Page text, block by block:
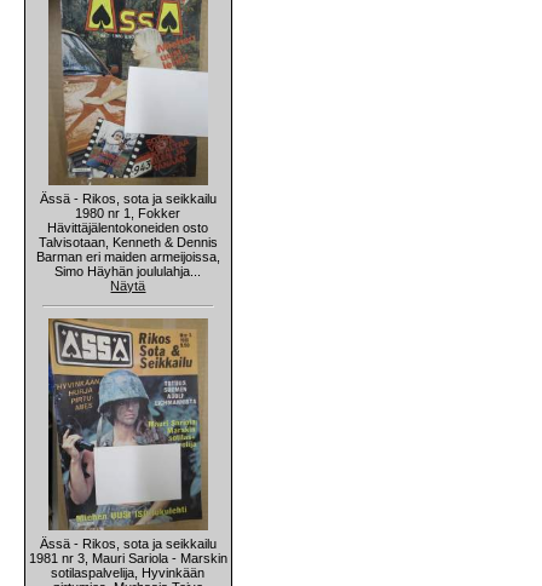
Ässä - Rikos, sota ja seikkailu
1980 nr 1, Fokker
Hävittäjälentokoneiden osto
Talvisotaan, Kenneth & Dennis
Barman eri maiden armeijoissa,
Simo Häyhän joululahja...
Näytä
Ässä - Rikos, sota ja seikkailu
1981 nr 3, Mauri Sariola - Marskin
sotilaspalvelija, Hyvinkään